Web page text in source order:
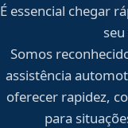
É essencial chegar
Somos
assistência
oferecer rapidez,
para